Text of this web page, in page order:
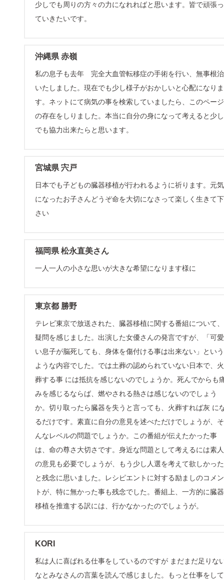
少しでも周りの方々の力になれればと思います。皆で頑張っ
ていきたいです。
沖縄県 赤嶺
私の息子も去年 完全大血管転移症の手術を行い、無事根治
いたしました。現在でも少し様子がおかしいと心配になりま
す。ネットにて病気の事を検索していましたら、このページ
の存在をしりました。本当に自分の身になって考えると少し
でも協力出来たらと思います。
宮城県 宍戸
日本でも子どもの臓器移植が行われるように祈ります。元気
になったお子さんどうぞ命を大切になさって楽しく生きて下
さい
福岡県 松永直美さん
一人一人の小さな思いが大きな希望になります様に
東京都 勝野
テレビ東京で放送された、臓器移植に関する番組について、
疑問を感じました。出演した女優さんの発言ですが、「可愛
い息子が脳死しても、身体を傷付ける事は出来ない」という
ような内容でした。では土葬の認められていない日本で、火
葬する事 には抵抗を感じないのでしょうか。死んでからも
みを感じるならば、燃やされる熱さは感じないのでしょう
か。切り取ったら臓器を失うと言っても、火葬すれば灰 に
るだけです。素直に自分の意見を述べただけでしょうが、そ
んなレベルの問題でしょうか。この番組が伝えたかった事
は、命の尊さ大切さです。身近な問題として考えるには素人
の意見も必要でしょうが、もう少し人選を考えて欲しかった
と残念に思いました。レシピエントに対する励ましのコメン
トが、特に無かった事も残念でした。番組上、一方的に臓器
移植を推進する訳には、行かなかったのでしょうが。
KORI
私は人に喜ばれる仕事をしているのですが まだまだ足りな
なとみなさんの言葉を読んで感じました。もっと仕事をして